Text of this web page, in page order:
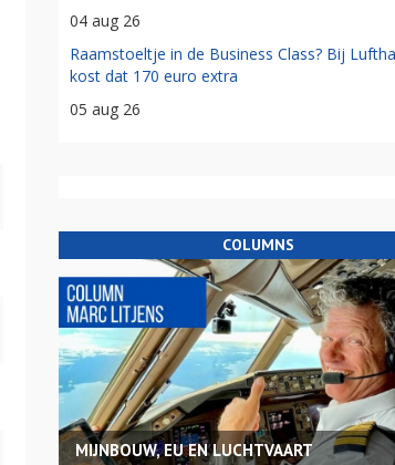
04 aug 26
Raamstoeltje in de Business Class? Bij
kost dat 170 euro extra
05 aug 26
COLUMNS
MIJNBOUW, EU EN LUCHTVAART